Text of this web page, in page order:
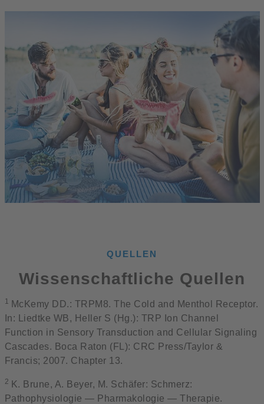
QUELLEN
Wissenschaftliche Quellen
1
McKemy DD.: TRPM8. The Cold and Menthol Receptor.
In: Liedtke WB, Heller S (Hg.): TRP Ion Channel
Function in Sensory Transduction and Cellular Signaling
Cascades. Boca Raton (FL): CRC Press/Taylor &
Francis; 2007. Chapter 13.
2 K. Brune, A. Beyer, M. Schäfer: Schmerz:
Pathophysiologie — Pharmakologie — Therapie.